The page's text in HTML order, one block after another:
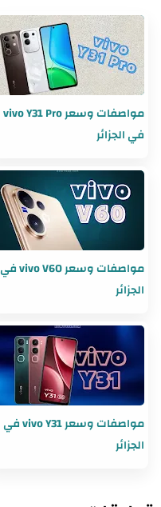
مواصفات وسعر vivo Y31 Pro
في الجزائر
مواصفات وسعر vivo V60 في
الجزائر
مواصفات وسعر vivo Y31 في
الجزائر